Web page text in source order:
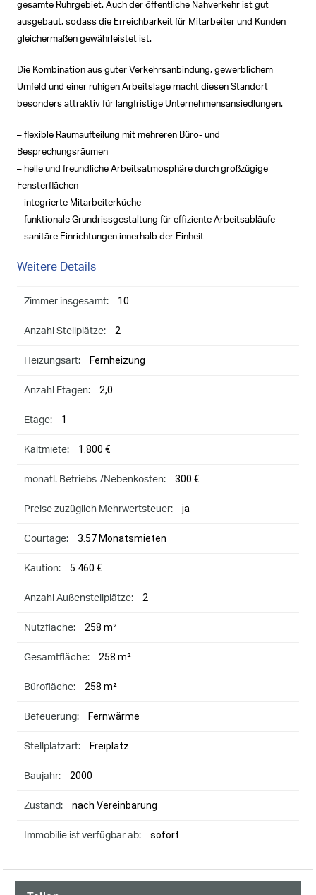
gesamte Ruhrgebiet. Auch der öffentliche Nahverkehr ist gut
ausgebaut, sodass die Erreichbarkeit für Mitarbeiter und Kunden
gleichermaßen gewährleistet ist.
Die Kombination aus guter Verkehrsanbindung, gewerblichem
Umfeld und einer ruhigen Arbeitslage macht diesen Standort
besonders attraktiv für langfristige Unternehmensansiedlungen.
– flexible Raumaufteilung mit mehreren Büro- und
Besprechungsräumen
– helle und freundliche Arbeitsatmosphäre durch großzügige
Fensterflächen
– integrierte Mitarbeiterküche
– funktionale Grundrissgestaltung für effiziente Arbeitsabläufe
– sanitäre Einrichtungen innerhalb der Einheit
Weitere Details
Zimmer insgesamt: 10
Anzahl Stellplätze: 2
Heizungsart: Fernheizung
Anzahl Etagen: 2,0
Etage: 1
Kaltmiete: 1.800 €
monatl. Betriebs-/Nebenkosten: 300 €
Preise zuzüglich Mehrwertsteuer: ja
Courtage: 3.57 Monatsmieten
Kaution: 5.460 €
Anzahl Außenstellplätze: 2
Nutzfläche: 258 m²
Gesamtfläche: 258 m²
Bürofläche: 258 m²
Befeuerung: Fernwärme
Stellplatzart: Freiplatz
Baujahr: 2000
Zustand: nach Vereinbarung
Immobilie ist verfügbar ab: sofort